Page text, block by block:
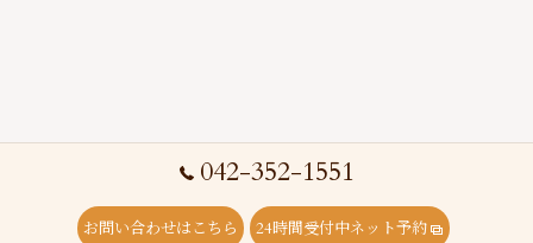
042-352-1551
お問い合わせはこちら 24時間受付中ネット予約